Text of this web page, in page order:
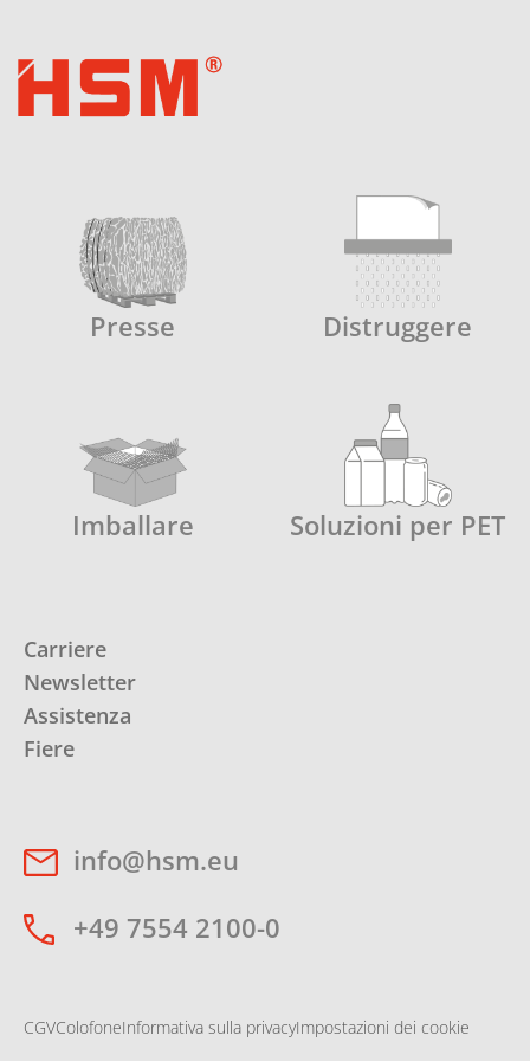
Presse Distruggere
Imballare Soluzioni per PET
Carriere
Newsletter
Assistenza
Fiere
info@hsm.eu
+49 7554 2100-0
CGVColofoneInformativa sulla privacyImpostazioni dei cookie